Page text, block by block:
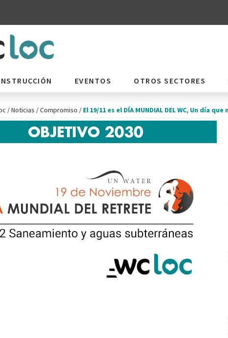
EVENTOS OTROS SECTORES
/Noticias /Compromiso / El 19/11 es el DÍA MUNDIAL DEL WC, Un día